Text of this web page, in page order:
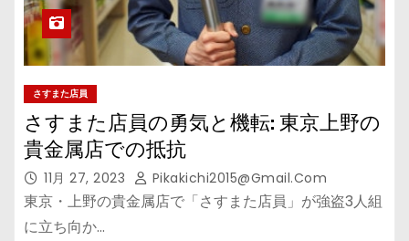
さすまた店員
さすまた店員の勇気と機転: 東京上野の
貴金属店での抵抗
11月 27, 2023 Pikakichi2015@gmail.com
東京・上野の貴金属店で「さすまた店員」が強盗3人組
に立ち向か…